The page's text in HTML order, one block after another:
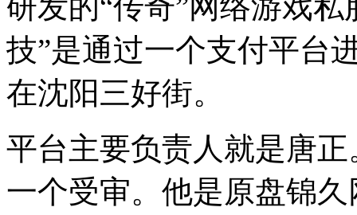
研发的“传奇”网络游戏
技”是通过一个支付平台
在沈阳三好街。
平台主要负责人就是唐
一个受审。他是原盘锦